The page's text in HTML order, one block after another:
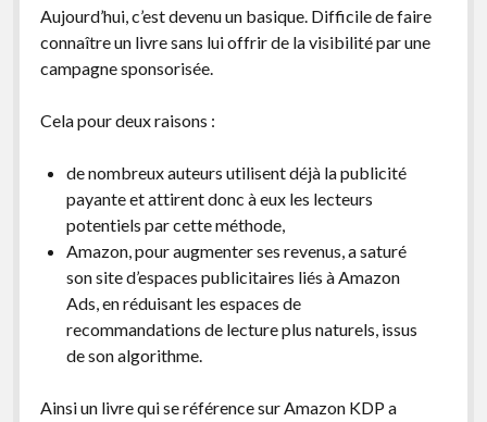
Aujourd’hui, c’est devenu un basique. Difficile de faire
connaître un livre sans lui offrir de la visibilité par une
campagne sponsorisée.
Cela pour deux raisons :
de nombreux auteurs utilisent déjà la publicité
payante et attirent donc à eux les lecteurs
potentiels par cette méthode,
Amazon, pour augmenter ses revenus, a saturé
son site d’espaces publicitaires liés à Amazon
Ads, en réduisant les espaces de
recommandations de lecture plus naturels, issus
de son algorithme.
Ainsi un livre qui se référence sur Amazon KDP a